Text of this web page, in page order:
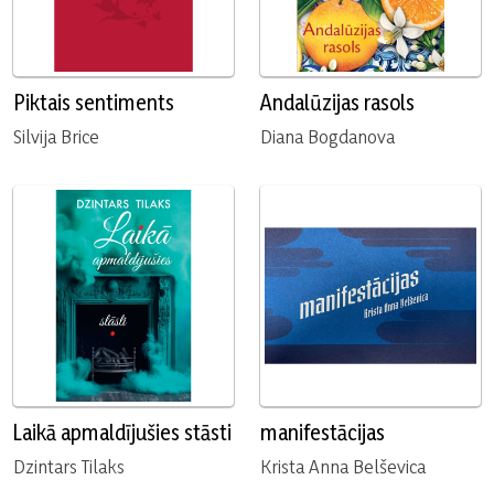
Piktais sentiments
Silvija Brice
Andalūzijas rasols
Diana Bogdanova
Laikā apmaldījušies stāsti
Dzintars Tilaks
manifestācijas
Krista Anna Belševica